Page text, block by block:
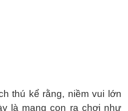
thú kể rằng, niềm vui lớn
là mang con ra chơi như